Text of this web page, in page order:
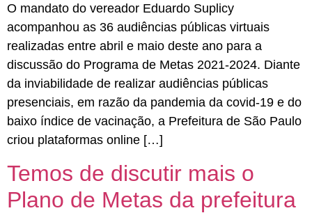
O mandato do vereador Eduardo Suplicy
acompanhou as 36 audiências públicas virtuais
realizadas entre abril e maio deste ano para a
discussão do Programa de Metas 2021-2024. Diante
da inviabilidade de realizar audiências públicas
presenciais, em razão da pandemia da covid-19 e do
baixo índice de vacinação, a Prefeitura de São Paulo
criou plataformas online […]
Temos de discutir mais o
Plano de Metas da prefeitura